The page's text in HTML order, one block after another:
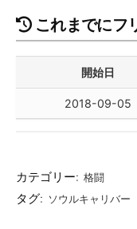
これまでにフ
開始日
2018-09-05
カテゴリー: 格闘
タグ: ソウルキャリバー